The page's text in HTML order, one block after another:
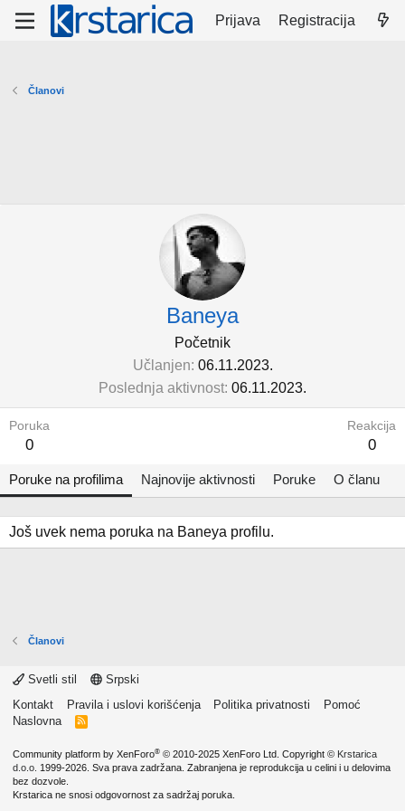
Prijava Registracija
Članovi
Baneya
Početnik
Učlanjen 06.11.2023.
Poslednja aktivnost 06.11.2023.
Poruka
0
Reakcija
0
Poruke na profilima Najnovije aktivnosti Poruke O članu
Još uvek nema poruka na Baneya profilu.
Članovi
Svetli stil
Srpski
Kontakt
Pravila i uslovi korišćenja Politika privatnosti
Pomoć
Naslovna
R
Community platform by XenForo® © 2010-2025 XenForo Ltd. Copyright © Krstarica
d.o.o. 1999-2026. Sva prava zadržana. Zabranjena je reprodukcija u celini i u delovima
bez dozvole.
Krstarica ne snosi odgovornost za sadržaj poruka.